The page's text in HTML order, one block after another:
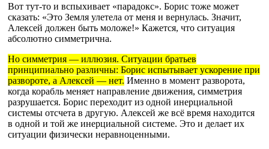
Вот тут-то и вспыхивает «парадокс». Борис тоже может
сказать: «Это Земля улетела от меня и вернулась. Значит,
Алексей должен быть моложе!» Кажется, что ситуация
абсолютно симметрична.
Но симметрия — иллюзия. Ситуации братьев
принципиально различны: Борис испытывает ускорение при
развороте, а Алексей — нет. Именно в момент разворота,
когда корабль меняет направление движения, симметрия
разрушается. Борис переходит из одной инерциальной
системы отсчета в другую. Алексей же всё время находится
в одной и той же инерциальной системе. Это и делает их
ситуации физически неравноценными.